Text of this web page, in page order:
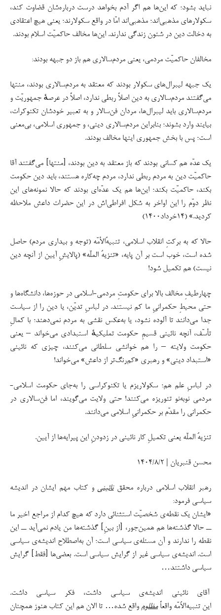
نباید بشود؛ که این‌ها هم اگر آدم بخواهد درست درباره‌شان قضاوت کند،
سکولارهای مذهبی‌اند؛ مذهبی‌اند امّا در واقع سکولارند؛ یعنی هیچ اعتقادی
به دخالت دین در شئون زندگی ندارند. این‌ها مخالف حاکمیّت اسلام بودند.
مخالفان حاکمیّت مردمی، یعنی مردم‌سالاری هم باز دو جبهه بودند:
یک جبهه لیبرال‌های سکولار بودند که معتقد به مردم‌سالاری بودند، منتها
می‌گفتند مردم‌سالاری به دین اصلاً ربطی ندارد، اصلاً در عرصهٔ جمهوریّت و
مردم‌سالاری باید لیبرال‌ها، مردان فن‌سالار و به تعبیر خودشان تکنوکرات،
بیایند وارد بشوند؛ بنابراین مردم‌سالاری دینی، و جمهوری اسلامی، بی‌معنی
است؛ پس با بخش جمهوری اینها مخالف بودند.
یک عدّه هم کسانی بودند که باز معتقد به دین بودند، [منتها] می‌گفتند آقا
حاکمیّت دین به مردم ربطی ندارد، مردم چه‌کاره هستند، باید دین حکومت
بکند، حاکمیّت بکند؛ این‌ها هم یک عدّه‌ای بودند که حالا نمونه‌های این
نظر دوّم را این اواخر به شکل افراطی‌اش در این حضرات داعش ملاحظه
کردید.» (۱۴خرداد۱۴۰۰)
حالا که به برکتِ انقلاب اسلامی، تنبیهُ‌الأمّه (توجه و بیداری مردم) حاصل
شده است، خوب است بر آن پایه، «تنزیهُ الملّه» (پالایشِ آیین از آنچه دین
نیست) هم تکمیل شود!
چهارطیفِ مخالف بالا برای حکومتِ مردمی-اسلامی در حوزه‌ها، دانشگاه‌ها و
حتی محیطِ حکمرانیِ ما کم نیستند. در لباسِ تدیّن، یا دین را از سیاست
جدا می‌دانند تا آلوده نشود، یا به‌عکس نقشی به مردم نمی‌دهند؛ با کمالِ
تأسّف، آنچه نائینی قسیمِ حکومت تملیکیهٔ استبدادی می‌خواند – یعنی
حکومت ولایته – را هم خوانشی سلطانی می‌کنند، چیزی که نائینی
«استبداد دینی» و رهبری «کم‌رنگ‌تر از داعش» می‌خواند!
در لباسِ علم هم؛ سکولاریزم یا تکنوکراسی را به‌جای حکومت اسلامی-
مردمی نوبه‌نو تئوریزه می‌کنند! حتی ولایت می‌گویند، اما فن‌سالاری در
حکمرانی را مقدّم بر حکمرانیِ اسلامی می‌دانند.
تنزیهُ الملّه یعنی تکمیلِ کار نائینی در زدودنِ این پیرایه‌ها از آیین.
محسن قنبریان | ۱۴۰۴/۸/۲
رهبر انقلاب اسلامی درباره محققنائینی و کتاب مهم ایشان در اندیشه
سیاسی فرمود:
«ایشان یک نقطه‌ی شخصیّت استثنائی دارد که هیچ کدام از مراجع اخیر ما
ــ حالا گذشته‌ها هم همین‌جور، [از بینِ] گذشته‌ها من یادم نمی‌آید ــ این
نقطه را ندارند و آن مسئله‌ی سیاسی است؛ آن به‌اصطلاح اندیشه‌ی سیاسی
است. اندیشه‌ی سیاسی غیر از گرایش سیاسی است. بعضی‌ها [فقط] گرایش
سیاسی داشتند…
آقای نائینی اندیشه‌ی سیاسی داشت، فکر سیاسی داشت.
این تنبیه‌الاُمّه واقعاًمظلوم واقع شده… تا الان هم این کتاب هنوز همچنان